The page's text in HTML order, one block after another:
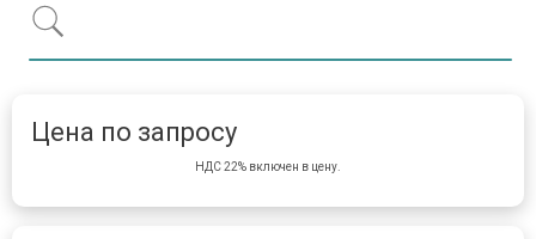
Цена по запросу
НДС 22% включен в цену.